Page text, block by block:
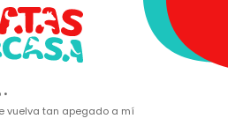
vuelva tan apegado a mí